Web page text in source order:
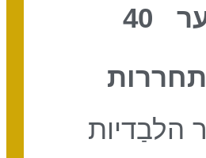
40
הלבַדיות